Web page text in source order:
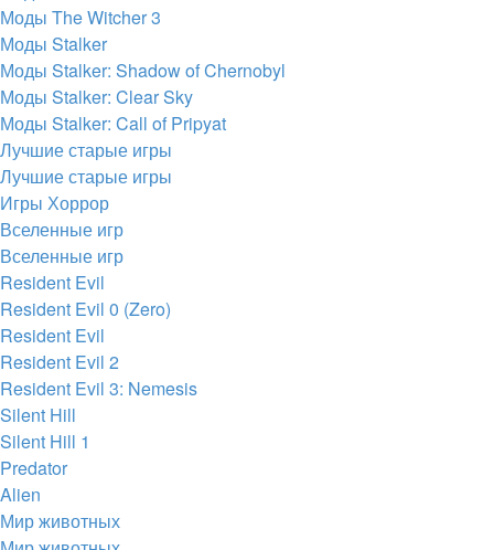
Моды The Witcher 3
Моды Stalker
Моды Stalker: Shadow of Chernobyl
Моды Stalker: Clear Sky
Моды Stalker: Call of Pripyat
Лучшие старые игры
Лучшие старые игры
Игры Хоррор
Вселенные игр
Вселенные игр
Resident Evil
Resident Evil 0 (Zero)
Resident Evil
Resident Evil 2
Resident Evil 3: Nemesis
Silent Hill
Silent Hill 1
Predator
Alien
Мир животных